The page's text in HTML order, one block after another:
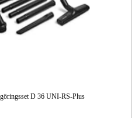
D 36 UNI-RS-Plus